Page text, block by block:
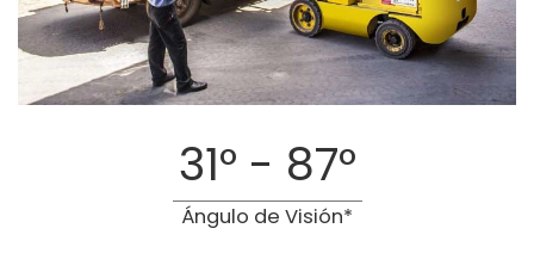
31° - 87°
Ángulo de Visión*